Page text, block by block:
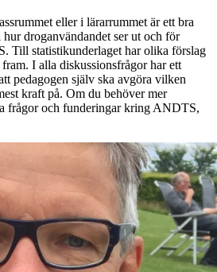
eller i lärarrummet är ett bra
droganvändandet ser ut och för
Till statistikunderlaget har olika förslag
I alla diskussionsfrågor har ett
pedagogen själv ska avgöra vilken
kraft på. Om du behöver mer
frågor och funderingar kring ANDTS,